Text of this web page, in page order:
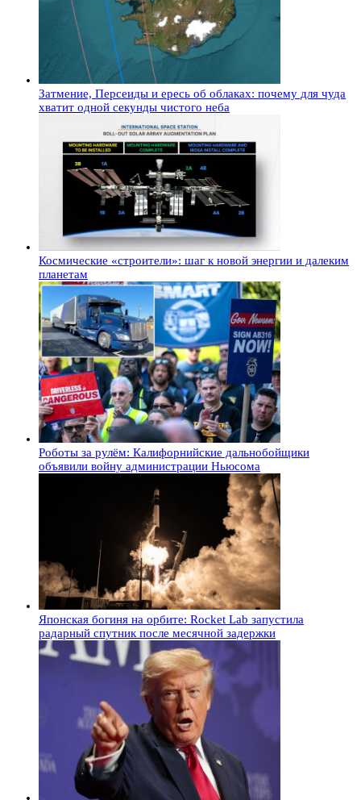
Затмение, Персеиды и ересь об облаках: почему для чуда
хватит одной секунды чистого неба
Космические «строители»: шаг к новой энергии и далеким
планетам
Роботы за рулём: Калифорнийские дальнобойщики
объявили войну администрации Ньюсома
Японская богиня на орбите: Rocket Lab запустила
радарный спутник после месячной задержки